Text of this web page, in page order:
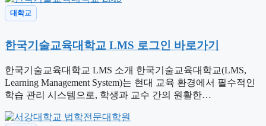
대학교
한국기술교육대학교 LMS 로그인 바로가기
한국기술교육대학교 LMS 소개 한국기술교육대학교(LMS,
Learning Management System)는 현대 교육 환경에서 필수적인
학습 관리 시스템으로, 학생과 교수 간의 원활한…